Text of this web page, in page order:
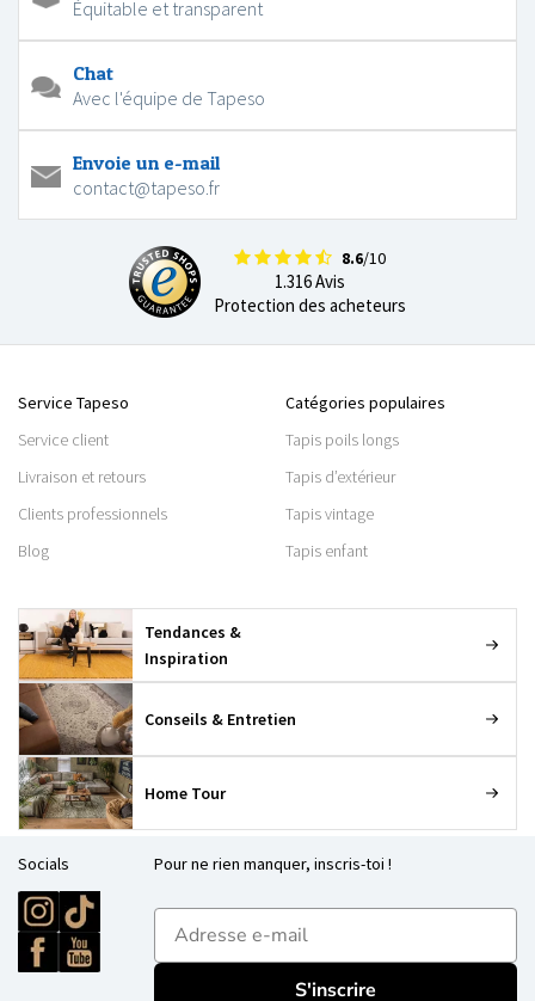
Équitable et transparent
Chat
Avec l'équipe de Tapeso
Envoie un e-mail
contact@tapeso.fr
8.6/10
1.316 Avis
Protection des acheteurs
Service Tapeso
Service client
Livraison et retours
Clients professionnels
Blog
Catégories populaires
Tapis poils longs
Tapis d’extérieur
Tapis vintage
Tapis enfant
Tendances &
Inspiration
Conseils & Entretien
Home Tour
Socials Pour ne rien manquer, inscris-toi !
E-mailadres
S'inscrire